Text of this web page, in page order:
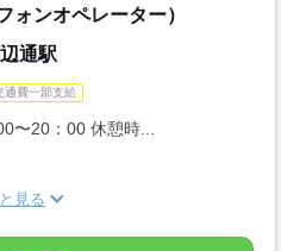
ォンオペレーター）
通駅
通費一部支給
〜20：00 休憩時...
見る